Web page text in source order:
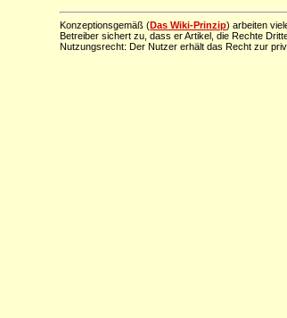
Konzeptionsgemäß (Das Wiki-Prinzip) arbeiten
Betreiber sichert zu, dass er Artikel, die Rechte
Nutzungsrecht: Der Nutzer erhält das Recht zur